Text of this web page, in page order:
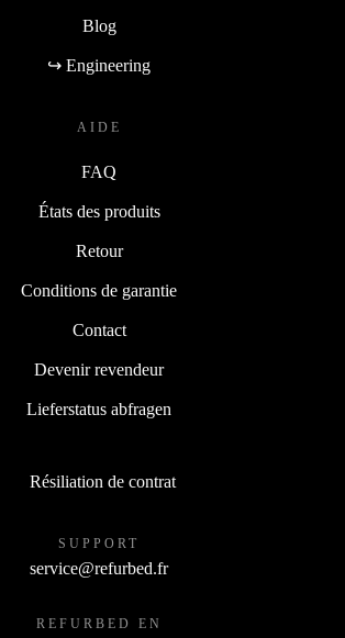
Blog
↪ Engineering
AIDE
FAQ
États des produits
Retour
Conditions de garantie
Contact
Devenir revendeur
Lieferstatus abfragen
Résiliation de contrat
SUPPORT
service@refurbed.fr
REFURBED EN